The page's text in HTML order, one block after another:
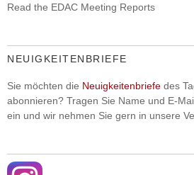
Read the EDAC Meeting Reports
NEUIGKEITENBRIEFE
Sie möchten die Neuigkeitenbriefe des
abonnieren? Tragen Sie Name und E-
ein und wir nehmen Sie gern in unsere